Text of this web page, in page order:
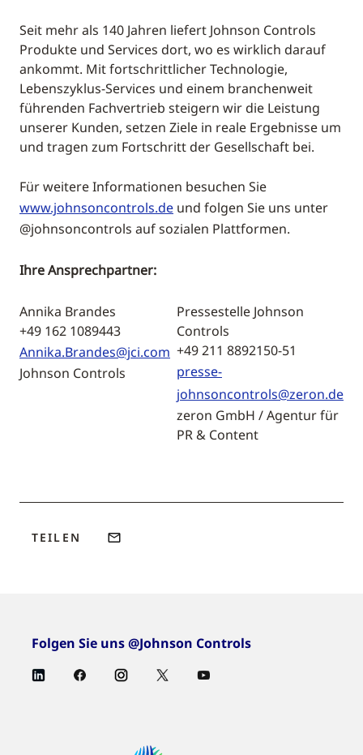
Seit mehr als 140 Jahren liefert Johnson Controls
Produkte und Services dort, wo es wirklich darauf
ankommt. Mit fortschrittlicher Technologie,
Lebenszyklus-Services und einem branchenweit
führenden Fachvertrieb steigern wir die Leistung
unserer Kunden, setzen Ziele in reale Ergebnisse um
und tragen zum Fortschritt der Gesellschaft bei.
Für weitere Informationen besuchen Sie
www.johnsoncontrols.de und folgen Sie uns unter
@johnsoncontrols auf sozialen Plattformen.
Ihre Ansprechpartner:
Annika Brandes
+49 162 1089443
Annika.Brandes@jci.com
Johnson Controls
Pressestelle Johnson
Controls
+49 211 8892150-51
presse-
johnsoncontrols@zeron.de
zeron GmbH / Agentur für
PR & Content
TEILEN
Folgen Sie uns @Johnson Controls